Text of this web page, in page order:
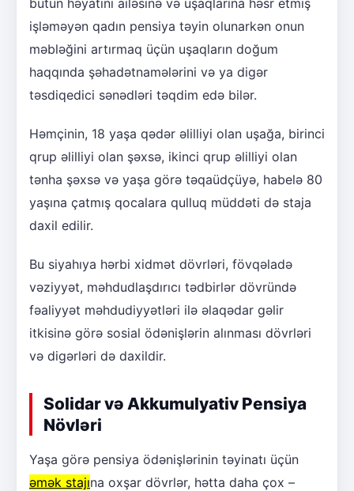
işləməyən qadın pensiya təyin olunarkən onun
məbləğini artırmaq üçün uşaqların doğum
haqqında şəhadətnamələrini və ya digər
təsdiqedici sənədləri təqdim edə bilər.
Həmçinin, 18 yaşa qədər əlilliyi olan uşağa, birinci
qrup əlilliyi olan şəxsə, ikinci qrup əlilliyi olan
tənha şəxsə və yaşa görə təqaüdçüyə, habelə 80
yaşına çatmış qocalara qulluq müddəti də staja
daxil edilir.
Bu siyahıya hərbi xidmət dövrləri, fövqəladə
vəziyyət, məhdudlaşdırıcı tədbirlər dövründə
fəaliyyət məhdudiyyətləri ilə əlaqədar gəlir
itkisinə görə sosial ödənişlərin alınması dövrləri
və digərləri də daxildir.
Solidar və Akkumulyativ Pensiya
Növləri
Yaşa görə pensiya ödənişlərinin təyinatı üçün
əmək stajına oxşar dövrlər, hətta daha çox –